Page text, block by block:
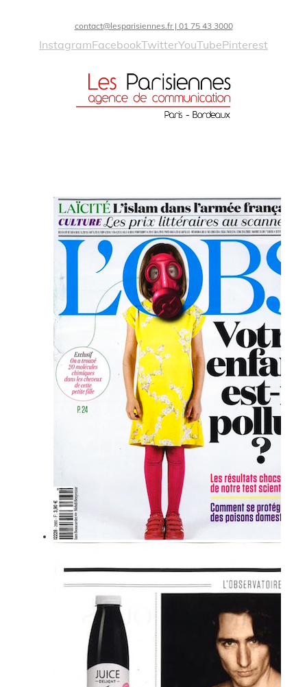
contact@lesparisiennes.fr | 01 75 43 3000
InstagramFacebookTwitterYouTubePinterest